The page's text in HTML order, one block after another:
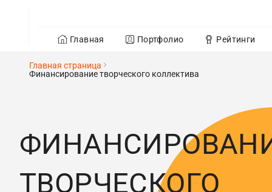
Главная Портфолио Рейтинги
Главная страница
Финансирование творческого коллектива
ТВОРЧЕСКОГО